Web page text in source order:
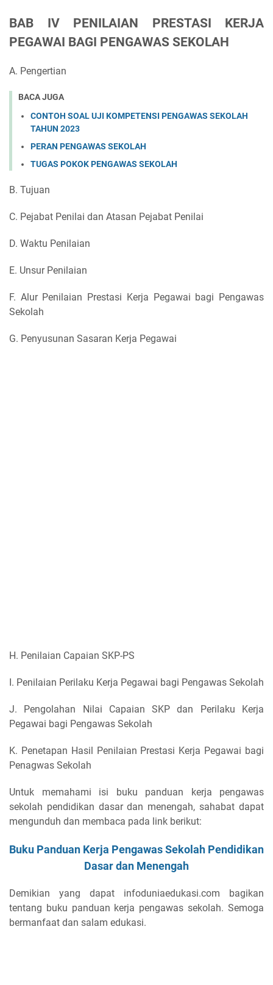
BAB IV PENILAIAN PRESTASI KERJA
PEGAWAI BAGI PENGAWAS SEKOLAH
A. Pengertian
BACA JUGA
CONTOH SOAL UJI KOMPETENSI PENGAWAS SEKOLAH
TAHUN 2023
PERAN PENGAWAS SEKOLAH
TUGAS POKOK PENGAWAS SEKOLAH
B. Tujuan
C. Pejabat Penilai dan Atasan Pejabat Penilai
D. Waktu Penilaian
E. Unsur Penilaian
F. Alur Penilaian Prestasi Kerja Pegawai bagi Pengawas
Sekolah
G. Penyusunan Sasaran Kerja Pegawai
H. Penilaian Capaian SKP-PS
I. Penilaian Perilaku Kerja Pegawai bagi Pengawas Sekolah
J. Pengolahan Nilai Capaian SKP dan Perilaku Kerja
Pegawai bagi Pengawas Sekolah
K. Penetapan Hasil Penilaian Prestasi Kerja Pegawai bagi
Penagwas Sekolah
Untuk memahami isi buku panduan kerja pengawas
sekolah pendidikan dasar dan menengah, sahabat dapat
mengunduh dan membaca pada link berikut:
Buku Panduan Kerja Pengawas Sekolah Pendidikan
Dasar dan Menengah
Demikian yang dapat infoduniaedukasi.com bagikan
tentang buku panduan kerja pengawas sekolah. Semoga
bermanfaat dan salam edukasi.